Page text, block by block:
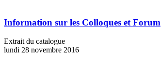
Information sur les Colloques et Forum
Extrait du catalogue
lundi 28 novembre 2016